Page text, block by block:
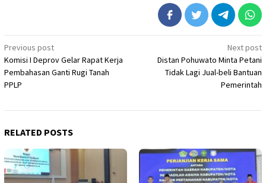
Post
navigation
Previous post
Komisi I Deprov Gelar Rapat Kerja
Pembahasan Ganti Rugi Tanah
PPLP
Next post
Distan Pohuwato Minta Petani
Tidak Lagi Jual-beli Bantuan
Pemerintah
RELATED POSTS